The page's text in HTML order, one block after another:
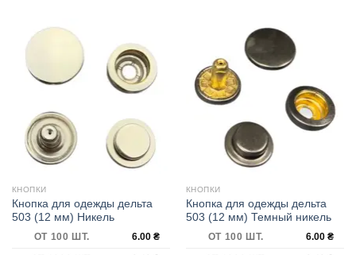
КНОПКИ
Кнопка для одежды дельта
503 (12 мм) Никель
ОТ 100 ШТ. 6.00 ₴
КНОПКИ
Кнопка для одежды дельта
503 (12 мм) Темный никель
ОТ 100 ШТ. 6.00 ₴